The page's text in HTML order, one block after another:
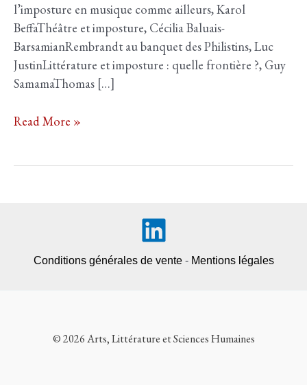
l’imposture en musique comme ailleurs, Karol
BeffaThéâtre et imposture, Cécilia Baluais-
BarsamianRembrandt au banquet des Philistins, Luc
JustinLittérature et imposture : quelle frontière ?, Guy
SamamaThomas […]
n°166
Read More »
Conditions générales de vente- Mentions légales
© 2026 Arts, Littérature et Sciences Humaines